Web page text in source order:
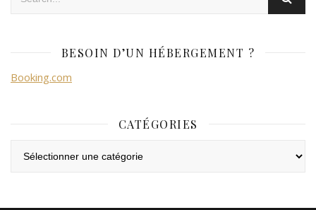
BESOIN D’UN HÉBERGEMENT ?
Booking.com
CATÉGORIES